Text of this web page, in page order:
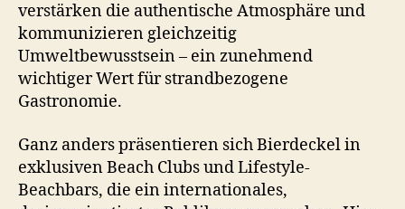
verstärken die authentische Atmosphäre und
kommunizieren gleichzeitig
Umweltbewusstsein – ein zunehmend
wichtiger Wert für strandbezogene
Gastronomie.
Ganz anders präsentieren sich Bierdeckel in
exklusiven Beach Clubs und Lifestyle-
Beachbars, die ein internationales,